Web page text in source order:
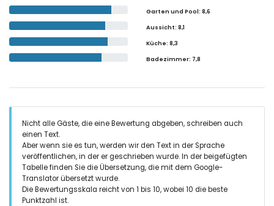
Garten und Pool: 8,6
Aussicht: 8,1
Küche: 8,3
Badezimmer: 7,8
Nicht alle Gäste, die eine Bewertung abgeben, schreiben auch
einen Text.
Aber wenn sie es tun, werden wir den Text in der Sprache
veröffentlichen, in der er geschrieben wurde. In der beigefügten
Tabelle finden Sie die Übersetzung, die mit dem Google-
Translator übersetzt wurde.
Die Bewertungsskala reicht von 1 bis 10, wobei 10 die beste
Punktzahl ist.